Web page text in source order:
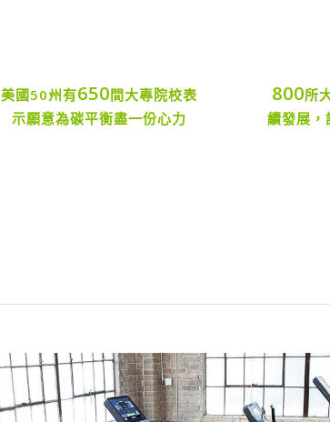
美國50州有650間大專院校表
示願意為碳平衡盡一份心力
800所
續發展，